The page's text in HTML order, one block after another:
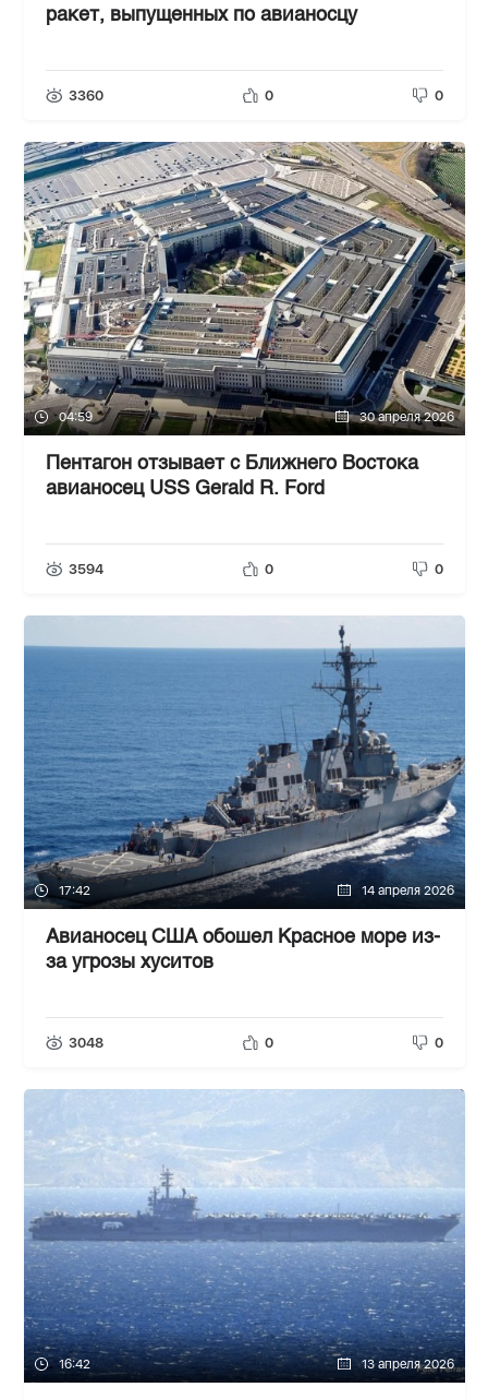
ракет, выпущенных по авианосцу
3360 0 0
04:59 30 апреля 2026
Пентагон отзывает с Ближнего Востока
авианосец USS Gerald R. Ford
3594 0 0
17:42 14 апреля 2026
Авианосец США обошел Красное море из-
за угрозы хуситов
3048 0 0
16:42 13 апреля 2026